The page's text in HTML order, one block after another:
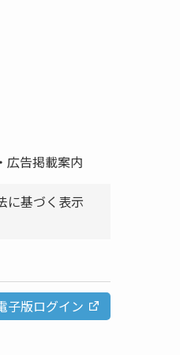
広告掲載案内
に基づく表示
子版ログイン